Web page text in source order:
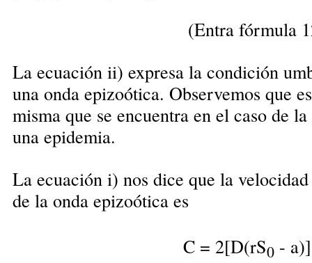
(Entra fórmula
La ecuación ii) expresa la condición
una onda epizoótica. Observemos que
misma que se encuentra en el caso de
una epidemia.
La ecuación i) nos dice que la
de la onda epizoótica es
C = 2[D(rS0 - a)]